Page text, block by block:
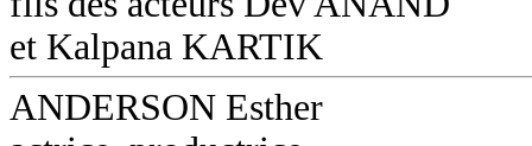
et Kalpana KARTIK
ANDERSON Esther